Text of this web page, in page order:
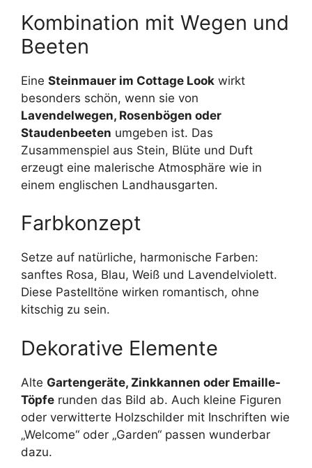
Kombination mit Wegen und
Beeten
Eine Steinmauer im Cottage Look wirkt
besonders schön, wenn sie von
Lavendelwegen, Rosenbögen oder
Staudenbeeten umgeben ist. Das
Zusammenspiel aus Stein, Blüte und Duft
erzeugt eine malerische Atmosphäre wie in
einem englischen Landhausgarten.
Farbkonzept
Setze auf natürliche, harmonische Farben:
sanftes Rosa, Blau, Weiß und Lavendelviolett.
Diese Pastelltöne wirken romantisch, ohne
kitschig zu sein.
Dekorative Elemente
Alte Gartengeräte, Zinkkannen oder Emaille-
Töpfe runden das Bild ab. Auch kleine Figuren
oder verwitterte Holzschilder mit Inschriften wie
„Welcome“ oder „Garden“ passen wunderbar
dazu.